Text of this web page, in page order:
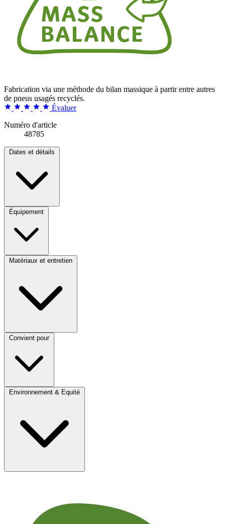
Fabrication via une méthode du bilan massique à partir entre autres
de pneus usagés recyclés.
Évaluer
Numéro d'article
48785
Dates et détails
Équipement
Matériaux et entretien
Convient pour
Environnement & Equité